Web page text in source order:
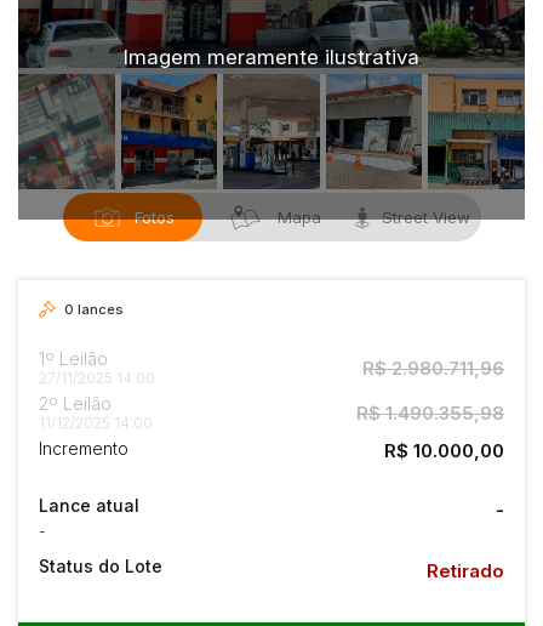
Imagem meramente ilustrativa
Fotos Mapa Street View
0 lances
1º Leilão
27/11/2025 14:00 R$ 2.980.711,96
2º Leilão
11/12/2025 14:00 R$ 1.490.355,98
Incremento R$ 10.000,00
Lance atual
-
-
Status do Lote Retirado